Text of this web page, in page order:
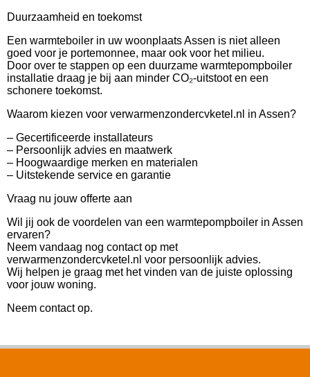
Duurzaamheid en toekomst
Een warmteboiler in uw woonplaats Assen is niet alleen
goed voor je portemonnee, maar ook voor het milieu.
Door over te stappen op een duurzame warmtepompboiler
installatie draag je bij aan minder CO₂-uitstoot en een
schonere toekomst.
Waarom kiezen voor verwarmenzondercvketel.nl in Assen?
– Gecertificeerde installateurs
– Persoonlijk advies en maatwerk
– Hoogwaardige merken en materialen
– Uitstekende service en garantie
Vraag nu jouw offerte aan
Wil jij ook de voordelen van een warmtepompboiler in Assen
ervaren?
Neem vandaag nog contact op met
verwarmenzondercvketel.nl voor persoonlijk advies.
Wij helpen je graag met het vinden van de juiste oplossing
voor jouw woning.
Neem contact op.